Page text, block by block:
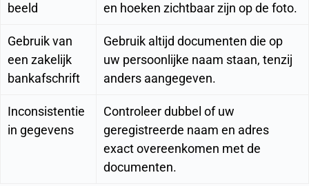
beeld
en hoeken zichtbaar zijn op de foto.
Gebruik van
een zakelijk
bankafschrift
Gebruik altijd documenten die op
uw persoonlijke naam staan, tenzij
anders aangegeven.
Inconsistentie
in gegevens
Controleer dubbel of uw
geregistreerde naam en adres
exact overeenkomen met de
documenten.